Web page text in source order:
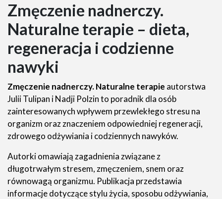
Zmęczenie nadnerczy.
Naturalne terapie – dieta,
regeneracja i codzienne
nawyki
Zmęczenie nadnerczy. Naturalne terapie autorstwa
Julii Tulipan i Nadji Polzin to poradnik dla osób
zainteresowanych wpływem przewlekłego stresu na
organizm oraz znaczeniem odpowiedniej regeneracji,
zdrowego odżywiania i codziennych nawyków.
Autorki omawiają zagadnienia związane z
długotrwałym stresem, zmęczeniem, snem oraz
równowagą organizmu. Publikacja przedstawia
informacje dotyczące stylu życia, sposobu odżywiania,